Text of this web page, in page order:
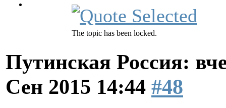
The topic has been locked.
Путинская Россия:
Сен 2015 14:44 #48